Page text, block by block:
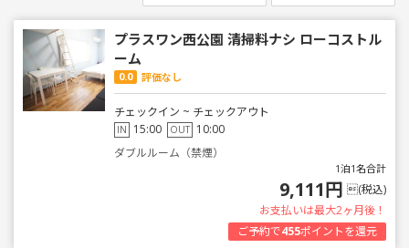
プラスワン西公園 清掃料ナシ ローコストル
ーム
0.0 評価なし
チェックイン ~ チェックアウト
IN 15:00 OUT 10:00
ダブルルーム（禁煙）
1泊1名合計
9,111円 (税込)
お支払いは最大2ヶ月後！
ご予約で455ポイントを還元